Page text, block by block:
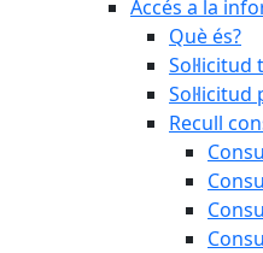
Accés a la
Què és?
Sol·licitud
Recull